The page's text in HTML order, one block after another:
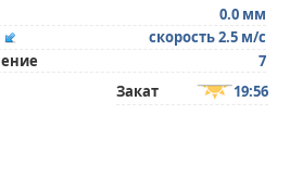
0.0 мм
скорость 2.5 м/с
7
Закат 19:56